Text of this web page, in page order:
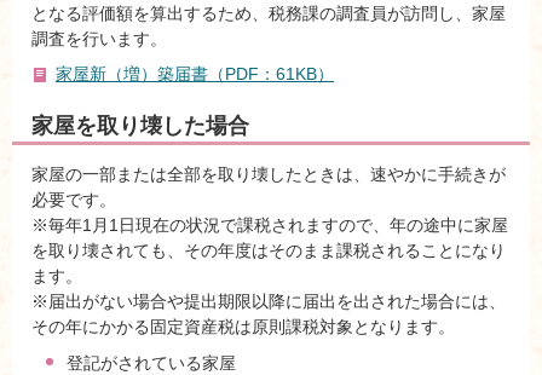
となる評価額を算出するため、税務課の調査員が訪問し、家屋
調査を行います。
家屋新（増）築届書（PDF：61KB）
家屋を取り壊した場合
家屋の一部または全部を取り壊したときは、速やかに手続きが
必要です。
※毎年1月1日現在の状況で課税されますので、年の途中に家屋
を取り壊されても、その年度はそのまま課税されることになり
ます。
※届出がない場合や提出期限以降に届出を出された場合には、
その年にかかる固定資産税は原則課税対象となります。
登記がされている家屋